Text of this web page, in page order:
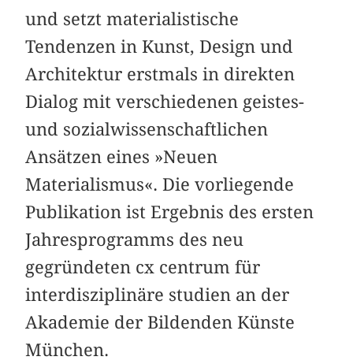
und setzt materialistische
Tendenzen in Kunst, Design und
Architektur erstmals in direkten
Dialog mit verschiedenen geistes-
und sozialwissenschaftlichen
Ansätzen eines »Neuen
Materialismus«. Die vorliegende
Publikation ist Ergebnis des ersten
Jahresprogramms des neu
gegründeten cx centrum für
interdisziplinäre studien an der
Akademie der Bildenden Künste
München.